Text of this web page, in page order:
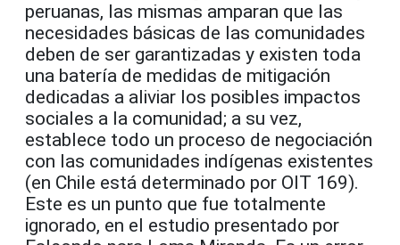
peruanas, las mismas amparan que las
necesidades básicas de las comunidades
deben de ser garantizadas y existen toda
una batería de medidas de mitigación
dedicadas a aliviar los posibles impactos
sociales a la comunidad; a su vez,
establece todo un proceso de negociación
con las comunidades indígenas existentes
(en Chile está determinado por OIT 169).
Este es un punto que fue totalmente
ignorado, en el estudio presentado por